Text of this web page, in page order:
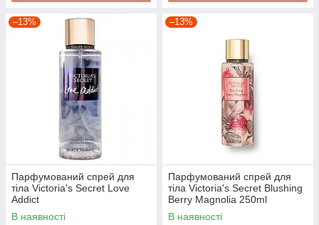
–13%
Парфумований спрей для
тіла Victoria's Secret Love
Addict
В наявності
–13%
Парфумований спрей для
тіла Victoria's Secret Blushing
Berry Magnolia 250ml
В наявності